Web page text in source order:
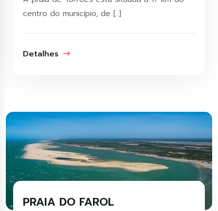
centro do município, de [..]
Detalhes
PRAIA DO FAROL